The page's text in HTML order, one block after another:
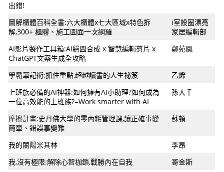
出錯!
圖解櫃體百科全書:六大櫃體x七大區域x特色拆
解,300+ 櫃體、施工圖面一次網羅
i室設圈漂亮
家居編輯部
AI影片製作工具箱:AI繪圖合成 x 智慧編輯剪片 x
ChatGPT文案生成全攻略
鄭苑鳳
學霸筆記術:抓住重點,超越讀書的人生祕笈
乙烯
上班族必備的AI神器:如何擁有AI小助理?如何成為
一位高效能的上班族?=Work smarter with AI
孫大千
摩擦計畫:史丹佛大學的零內耗管理課,讓正確事變
簡單、錯誤事變難
蘇頓
我的蘭陽米其林
李昂
我,沒有極限:解除心智枷鎖,戰勝內在自我
哥金斯